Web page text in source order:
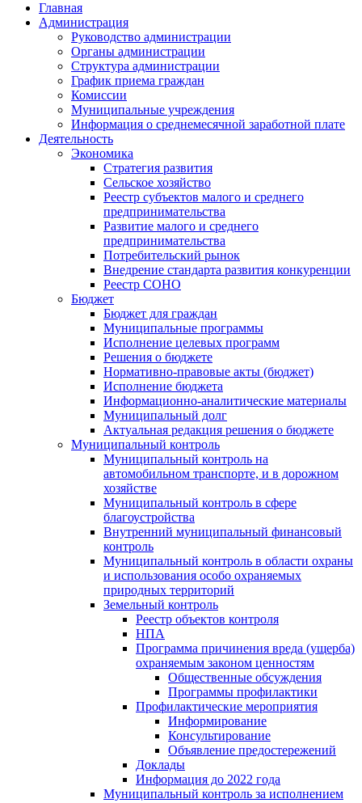
Главная
Администрация
Руководство администрации
Органы администрации
Структура администрации
График приема граждан
Комиссии
Муниципальные учреждения
Информация о среднемесячной заработной плате
Деятельность
Экономика
Стратегия развития
Сельское хозяйство
Реестр субъектов малого и среднего
предпринимательства
Развитие малого и среднего
предпринимательства
Потребительский рынок
Внедрение стандарта развития конкуренции
Реестр СОНО
Бюджет
Бюджет для граждан
Муниципальные программы
Исполнение целевых программ
Решения о бюджете
Нормативно-правовые акты (бюджет)
Исполнение бюджета
Информационно-аналитические материалы
Муниципальный долг
Актуальная редакция решения о бюджете
Муниципальный контроль
Муниципальный контроль на
автомобильном транспорте, и в дорожном
хозяйстве
Муниципальный контроль в сфере
благоустройства
Внутренний муниципальный финансовый
контроль
Муниципальный контроль в области охраны
и использования особо охраняемых
природных территорий
Земельный контроль
Реестр объектов контроля
НПА
Программа причинения вреда (ущерба)
охраняемым законом ценностям
Общественные обсуждения
Программы профилактики
Профилактические мероприятия
Информирование
Консультирование
Объявление предостережений
Доклады
Информация до 2022 года
Муниципальный контроль за исполнением